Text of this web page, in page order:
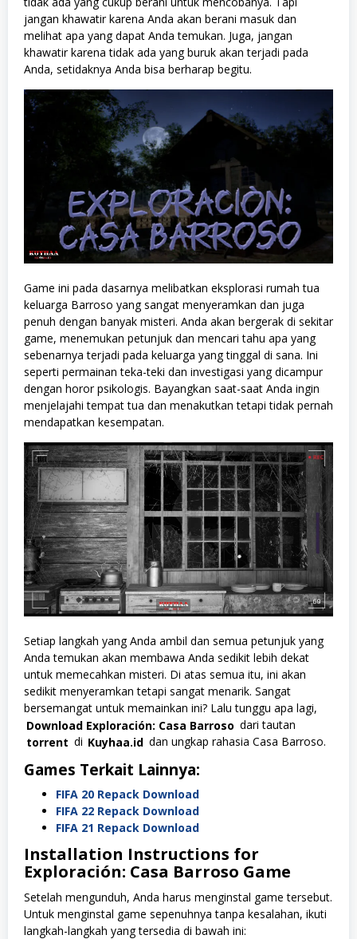
jangan khawatir karena Anda akan berani masuk dan
melihat apa yang dapat Anda temukan. Juga, jangan
khawatir karena tidak ada yang buruk akan terjadi pada
Anda, setidaknya Anda bisa berharap begitu.
Game ini pada dasarnya melibatkan eksplorasi rumah tua
keluarga Barroso yang sangat menyeramkan dan juga
penuh dengan banyak misteri. Anda akan bergerak di sekitar
game, menemukan petunjuk dan mencari tahu apa yang
sebenarnya terjadi pada keluarga yang tinggal di sana. Ini
seperti permainan teka-teki dan investigasi yang dicampur
dengan horor psikologis. Bayangkan saat-saat Anda ingin
menjelajahi tempat tua dan menakutkan tetapi tidak pernah
mendapatkan kesempatan.
Setiap langkah yang Anda ambil dan semua petunjuk yang
Anda temukan akan membawa Anda sedikit lebih dekat
untuk memecahkan misteri. Di atas semua itu, ini akan
sedikit menyeramkan tetapi sangat menarik. Sangat
bersemangat untuk memainkan ini? Lalu tunggu apa lagi,
Download Exploración: Casa Barroso dari tautan
torrent di Kuyhaa.id dan ungkap rahasia Casa Barroso.
Games Terkait Lainnya:
FIFA 20 Repack Download
FIFA 22 Repack Download
FIFA 21 Repack Download
Installation Instructions for
Exploración: Casa Barroso Game
Setelah mengunduh, Anda harus menginstal game tersebut.
Untuk menginstal game sepenuhnya tanpa kesalahan, ikuti
langkah-langkah yang tersedia di bawah ini: